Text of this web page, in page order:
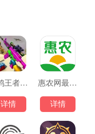
吃鸡王者大战场
详情
惠农网最新版
详情